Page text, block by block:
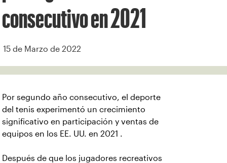
consecutivo en 2021
15 de Marzo de 2022
Por segundo año consecutivo, el deporte
del tenis experimentó un crecimiento
significativo en participación y ventas de
equipos en los EE. UU. en 2021 .
Después de que los jugadores recreativos